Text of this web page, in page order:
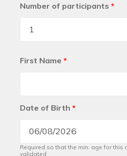
Number of participants *
First Name *
Date of Birth *
Required so that the min. age for this
validated